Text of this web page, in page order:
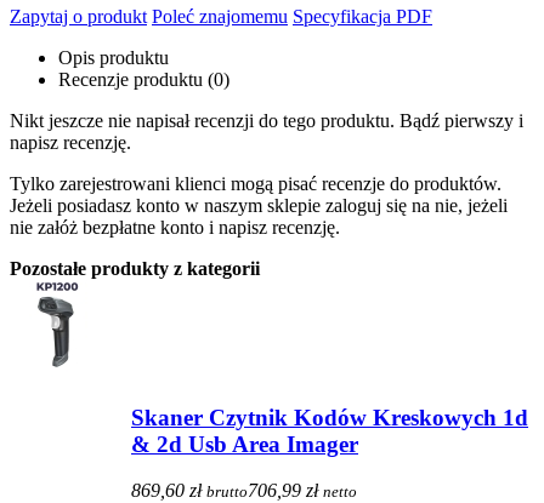
Zapytaj o produkt Poleć znajomemu Specyfikacja PDF
Opis produktu
Recenzje produktu (0)
Nikt jeszcze nie napisał recenzji do tego produktu. Bądź pierwszy i
napisz recenzję.
Tylko zarejestrowani klienci mogą pisać recenzje do produktów.
Jeżeli posiadasz konto w naszym sklepie zaloguj się na nie, jeżeli
nie załóż bezpłatne konto i napisz recenzję.
Pozostałe produkty z kategorii
Skaner Czytnik Kodów Kreskowych 1d
& 2d Usb Area Imager
869,60 zł brutto706,99 zł netto